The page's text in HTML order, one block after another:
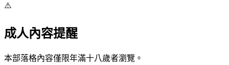
⚠️
成人內容提醒
本部落格內容僅限年滿十八歲者瀏覽。